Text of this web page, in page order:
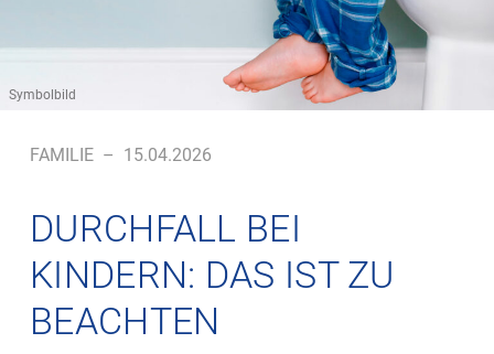
Symbolbild
FAMILIE – 15.04.2026
DURCHFALL BEI
KINDERN: DAS IST ZU
BEACHTEN